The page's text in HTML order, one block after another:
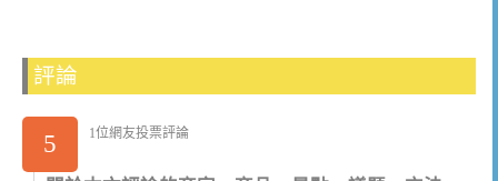
評論
5 1位網友投票評論